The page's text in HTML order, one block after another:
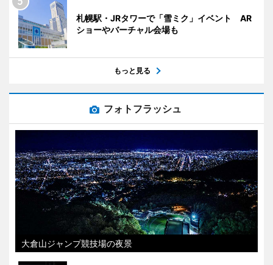
札幌駅・JRタワーで「雪ミク」イベント AR
ショーやバーチャル会場も
もっと見る
フォトフラッシュ
大倉山ジャンプ競技場の夜景